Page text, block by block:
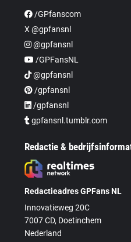
/GPfanscom
X @gpfansnl
@gpfansnl
/GPFansNL
@gpfansnl
/gpfansnl
/gpfansnl
gpfansnl.tumblr.com
Redactie &
Redactieadres GPFans NL
Innovatieweg 20C
7007 CD, Doetinchem
Nederland